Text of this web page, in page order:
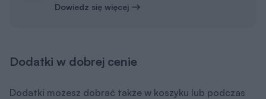
Dowiedz się więcej
Dodatki w dobrej cenie
Dodatki możesz dobrać także w koszyku lub podczas